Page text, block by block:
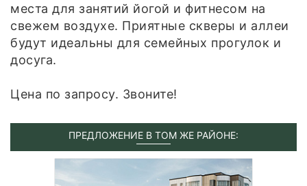
места для занятий йогой и фитнесом на
свежем воздухе. Приятные скверы и аллеи
будут идеальны для семейных прогулок и
досуга.
Цена по запросу. Звоните!
ПРЕДЛОЖЕНИЕ В ТОМ ЖЕ РАЙОНЕ: